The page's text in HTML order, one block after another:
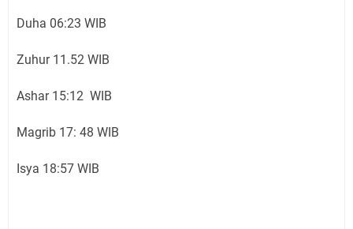
Duha 06:23 WIB
Zuhur 11.52 WIB
Ashar 15:12 WIB
Magrib 17: 48 WIB
Isya 18:57 WIB